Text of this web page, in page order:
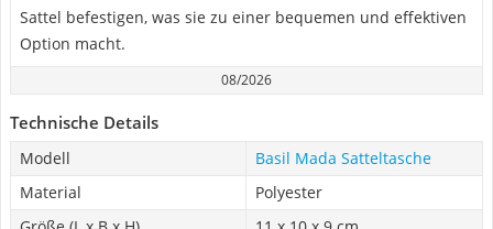
Sattel befestigen, was sie zu einer bequemen und effektiven
Option macht.
08/2026
Technische Details
Modell
Basil Mada Satteltasche
Material
Polyester